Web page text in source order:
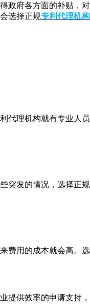
府各方面的补贴，
选择正规专利代理机构
理机构就有专业人
发的情况，选择正
用的成本就会高。
供效率的申请支持